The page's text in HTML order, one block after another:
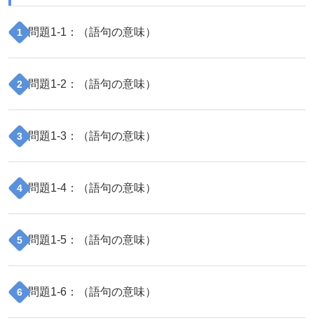
1 問題1-1 ：（語句の意味）
2 問題1-2 ：（語句の意味）
3 問題1-3 ：（語句の意味）
4 問題1-4 ：（語句の意味）
5 問題1-5 ：（語句の意味）
6 問題1-6 ：（語句の意味）